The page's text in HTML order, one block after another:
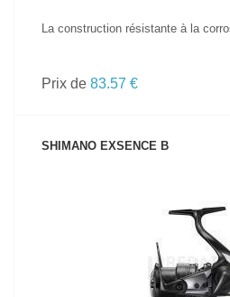
La construction résistante à la
Prix de 83.57 €
SHIMANO EXSENCE B
VOIR LE